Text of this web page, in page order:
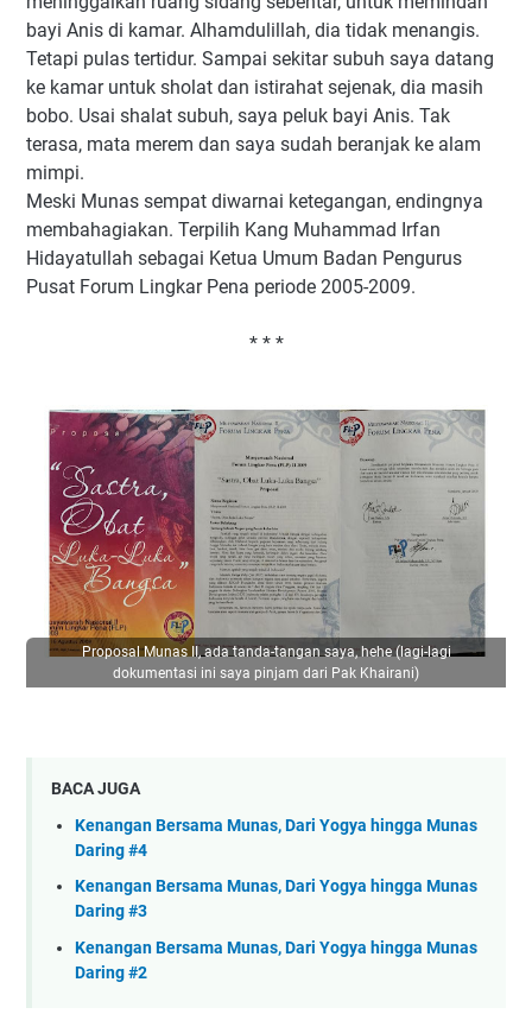
bayi Anis di kamar. Alhamdulillah, dia tidak menangis.
Tetapi pulas tertidur. Sampai sekitar subuh saya datang
ke kamar untuk sholat dan istirahat sejenak, dia masih
bobo. Usai shalat subuh, saya peluk bayi Anis. Tak
terasa, mata merem dan saya sudah beranjak ke alam
mimpi.
Meski Munas sempat diwarnai ketegangan, endingnya
membahagiakan. Terpilih Kang Muhammad Irfan
Hidayatullah sebagai Ketua Umum Badan Pengurus
Pusat Forum Lingkar Pena periode 2005-2009.
* * *
Proposal Munas II, ada tanda-tangan saya, hehe (lagi-lagi
dokumentasi ini saya pinjam dari Pak Khairani)
BACA JUGA
Kenangan Bersama Munas, Dari Yogya hingga Munas
Daring #4
Kenangan Bersama Munas, Dari Yogya hingga Munas
Daring #3
Kenangan Bersama Munas, Dari Yogya hingga Munas
Daring #2